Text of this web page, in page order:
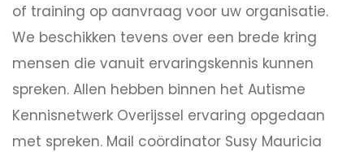
of training op aanvraag voor uw organisatie.
We beschikken tevens over een brede kring
mensen die vanuit ervaringskennis kunnen
spreken. Allen hebben binnen het Autisme
Kennisnetwerk Overijssel ervaring opgedaan
met spreken. Mail coördinator Susy Mauricia